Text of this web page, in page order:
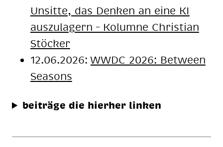
Unsitte, das Denken an eine KI
auszulagern – Kolumne Christian
Stöcker
12.06.2026:WWDC 2026: Between
Seasons
beiträge die hierher linken